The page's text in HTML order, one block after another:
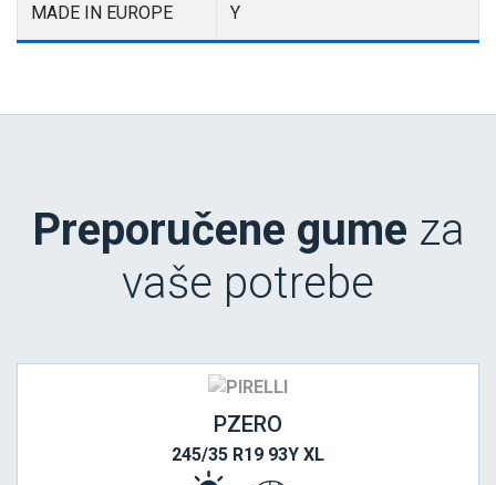
MADE IN EUROPE Y
Preporučene gume za
vaše potrebe
PZERO
245/35 R19 93Y XL